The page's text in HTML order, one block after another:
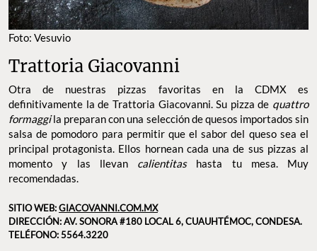
Foto: Vesuvio
Trattoria Giacovanni
Otra de nuestras pizzas favoritas en la CDMX es
definitivamente la de Trattoria Giacovanni. Su pizza de quattro
formaggila preparan con una selección de quesos importados sin
salsa de pomodoro para permitir que el sabor del queso sea el
principal protagonista. Ellos hornean cada una de sus pizzas al
momento y las llevan calientitashasta tu mesa. Muy
recomendadas.
SITIO WEB:GIACOVANNI.COM.MX
DIRECCIÓN: AV. SONORA #180 LOCAL 6, CUAUHTÉMOC, CONDESA.
TELÉFONO: 5564.3220